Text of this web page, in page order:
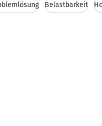
Belastbarkeit